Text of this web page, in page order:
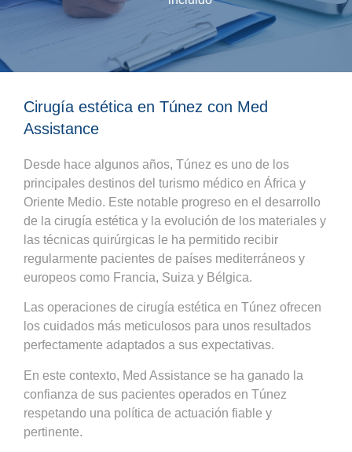
Cirugía estética en Túnez con Med
Assistance
Desde hace algunos años, Túnez es uno de los
principales destinos del turismo médico en África y
Oriente Medio. Este notable progreso en el desarrollo
de la cirugía estética y la evolución de los materiales y
las técnicas quirúrgicas le ha permitido recibir
regularmente pacientes de países mediterráneos y
europeos como Francia, Suiza y Bélgica.
Las operaciones de cirugía estética en Túnez ofrecen
los cuidados más meticulosos para unos resultados
perfectamente adaptados a sus expectativas.
En este contexto, Med Assistance se ha ganado la
confianza de sus pacientes operados en Túnez
respetando una política de actuación fiable y
pertinente.